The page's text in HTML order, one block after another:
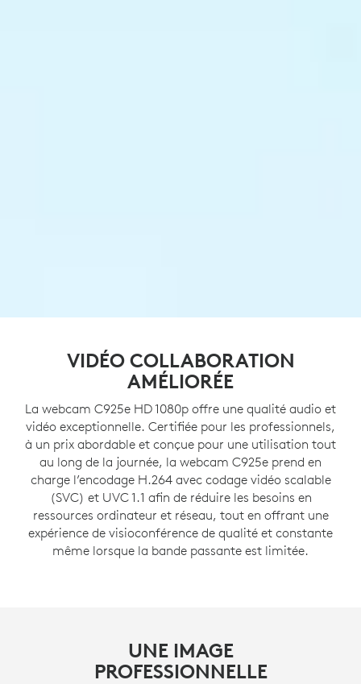
VIDÉO COLLABORATION
AMÉLIORÉE
La webcam C925e HD 1080p offre une qualité audio et
vidéo exceptionnelle. Certifiée pour les professionnels,
à un prix abordable et conçue pour une utilisation tout
au long de la journée, la webcam C925e prend en
charge l’encodage H.264 avec codage vidéo scalable
(SVC) et UVC 1.1 afin de réduire les besoins en
ressources ordinateur et réseau, tout en offrant une
expérience de visioconférence de qualité et constante
même lorsque la bande passante est limitée.
UNE IMAGE
PROFESSIONNELLE